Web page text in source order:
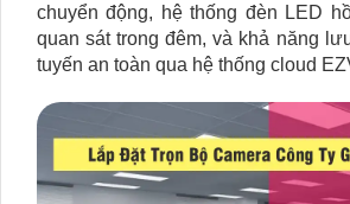
chuyển động, hệ thống đèn LED
quan sát trong đêm, và khả năng
tuyến an toàn qua hệ thống cloud